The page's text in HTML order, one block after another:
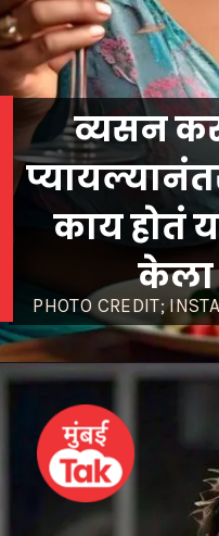
PHOTO CREDIT;
व्यसन
काय होतं